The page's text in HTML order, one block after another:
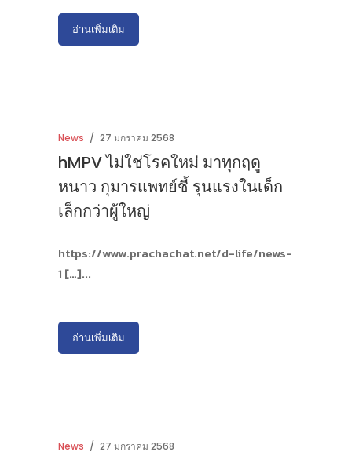
อ่านเพิ่มเติม
News 27 มกราคม 2568
hMPV ไม่ใช่โรคใหม่ มาทุกฤดู
หนาว กุมารแพทย์ชี้ รุนแรงในเด็ก
เล็กกว่าผู้ใหญ่
https://www.prachachat.net/d-life/news-
1 […]
อ่านเพิ่มเติม
News 27 มกราคม 2568